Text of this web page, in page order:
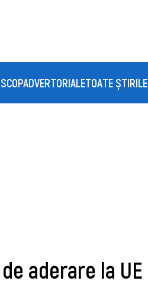
ADVERTORIALETOATE ȘTIRILE
aderare la UE